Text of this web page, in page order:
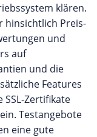
klären.
hinsichtlich Preis-
und
auf
und die
Features
SSL-Zertifikate
Testangebote
eine gute